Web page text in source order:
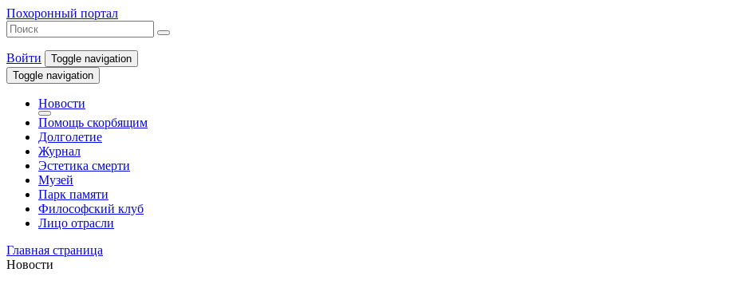
Похоронный портал
Войти
Toggle navigation
Toggle navigation
Новости
Помощь скорбящим
Долголетие
Журнал
Эстетика смерти
Музей
Парк памяти
Философский клуб
Лицо отрасли
Главная страница
Новости